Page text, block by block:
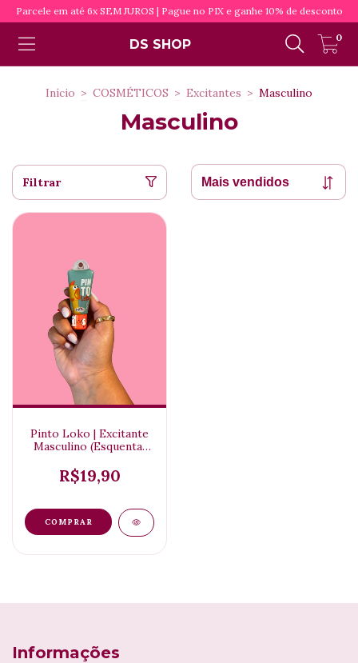
Parcele em até 6x SEM JUROS | Pague no PIX e ganhe 10% de desconto
DS SHOP 0
Início > COSMÉTICOS > Excitantes > Masculino
Masculino
Filtrar
Pinto Loko | Excitante
Masculino (Esquenta)
R$19,90
Informações